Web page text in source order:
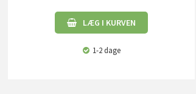
LÆG I KURVEN
1-2 dage